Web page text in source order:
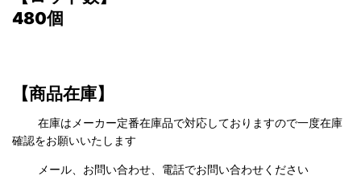
480個
【商品在庫】
在庫はメーカー定番在庫品で対応しておりますので一度在庫
確認をお願いいたします
メール、お問い合わせ、電話でお問い合わせください